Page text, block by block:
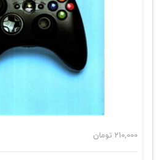
210,000 تومان